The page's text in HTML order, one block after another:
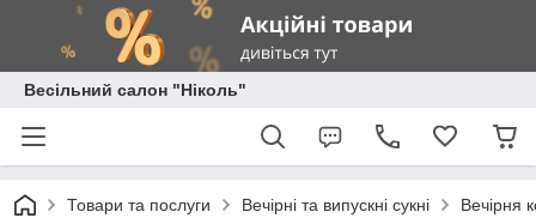
Весільний салон "Ніколь"
Товари та послуги Вечірні та випускні сукні Вечірня